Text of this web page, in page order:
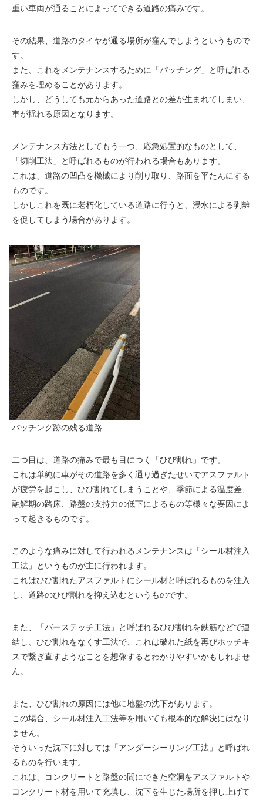
重い車両が通ることによってできる道路の痛みです。
その結果、道路のタイヤが通る場所が窪んでしまうというもので
す。
また、これをメンテナンスするために「パッチング」と呼ばれる
窪みを埋めることがあります。
しかし、どうしても元からあった道路との差が生まれてしまい、
車が揺れる原因となります。
メンテナンス方法としてもう一つ、応急処置的なものとして、
「切削工法」と呼ばれるものが行われる場合もあります。
これは、道路の凹凸を機械により削り取り、路面を平たんにする
ものです。
しかしこれを既に老朽化している道路に行うと、浸水による剥離
を促してしまう場合があります。
パッチング跡の残る道路
二つ目は、道路の痛みで最も目につく「ひび割れ」です。
これは単純に車がその道路を多く通り過ぎたせいでアスファルト
が疲労を起こし、ひび割れてしまうことや、季節による温度差、
融解期の路床、路盤の支持力の低下によるもの等様々な要因によ
って起きるものです。
このような痛みに対して行われるメンテナンスは「シール材注入
工法」というものが主に行われます。
これはひび割れたアスファルトにシール材と呼ばれるものを注入
し、道路のひび割れを抑え込むというものです。
また、「バーステッチ工法」と呼ばれるひび割れを鉄筋などで連
結し、ひび割れをなくす工法で、これは破れた紙を再びホッチキ
スで繋ぎ直すようなことを想像するとわかりやすいかもしれませ
ん。
また、ひび割れの原因には他に地盤の沈下があります。
この場合、シール材注入工法等を用いても根本的な解決にはなり
ません。
そういった沈下に対しては「アンダーシーリング工法」と呼ばれ
るものを行います。
これは、コンクリートと路盤の間にできた空洞をアスファルトや
コンクリート材を用いて充填し、沈下を生じた場所を押し上げて